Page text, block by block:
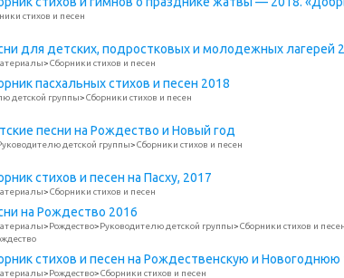
стихов и песен
для детских, подростковых и молодежных лагерей
>Сборники стихов и песен
пасхальных стихов и песен 2018
детской группы>Сборники стихов и песен
песни на Рождество и Новый год
детской группы>Сборники стихов и песен
стихов и песен на Пасху, 2017
>Сборники стихов и песен
на Рождество 2016
>Рождество>Руководителю детской группы>Сборники стихов и песен
стихов и песен на Рождественскую и Новогоднюю
>Рождество>Сборники стихов и песен